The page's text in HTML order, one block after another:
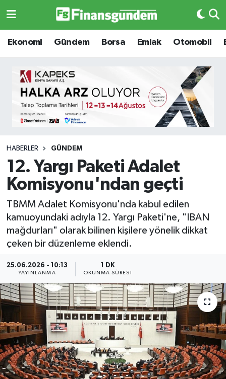
Ekonomi Gündem Borsa Emlak Otomobil
HABERLER GÜNDEM
12. Yargı Paketi Adalet
Komisyonu'ndan geçti
TBMM Adalet Komisyonu'nda kabul edilen
kamuoyundaki adıyla 12. Yargı Paketi'ne, "IBAN
mağdurları" olarak bilinen kişilere yönelik dikkat
çeken bir düzenleme eklendi.
25.06.2026 - 10:13
YAYINLANMA
1 DK
OKUNMA SÜRESI
Ekonomi
Borsa
Emlak
Otomobil
Gizlilik Sözleşmesi
Hakkımızda
İletişim
Künye
Yasal Uyarı
Ekonomi
Borsa
Emlak
Emtia
BITCOIN
Yapay Zeka